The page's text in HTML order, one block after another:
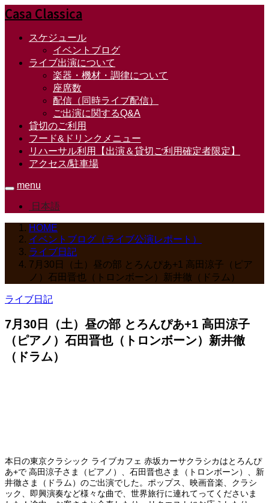
Casa Classica
スケジュール
イベントブログ
ライブ出演について
楽器・機材・調律について
座席数
配信（同時ライブ配信）
ご出演に関するQ&A
貸切のご利用
フード&ドリンクメニュー
リハーサル利用【出演＆貸切ご利用確定者限定】
アクセス/駐車場
menu
日本語
HOME
イベントブログ（ライブ公演レポート）
ライブ日記
7月30日（土）昼の部 とろんぴあ+1 高田涼子（ピア
ノ）石田晋也（トロンボーン）新井徹（ドラム）
ライブ日記
7月30日（土）昼の部 とろんぴあ+1 高田涼子
（ピアノ）石田晋也（トロンボーン）新井徹
（ドラム）
本日の東京クラシック ライブカフェ 赤坂カーサクラシカはとろんぴ
あ+で 高田涼子さま（ピアノ）、石田晋也さま（トロンボーン）、新
井徹さま（ドラム）のご出演でした。ポップス、映画音楽、クラシ
ック、即興演奏など様々な曲で、世界旅行に連れてってくださいま